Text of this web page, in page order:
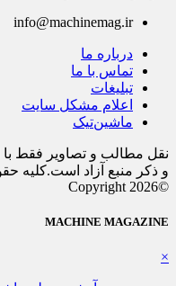
info@machinemag.ir
درباره ما
تماس با ما
تبلیغات
اعلام مشکل سایت
ماشین‌تیک
نقل مطالب و تصاویر فقط
و ذکر منبع آزاد است.کلیه
©Copyright 2026
MACHINE MAGAZINE
×